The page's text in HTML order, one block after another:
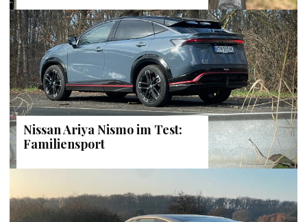
Nissan Ariya Nismo im Test:
Familiensport